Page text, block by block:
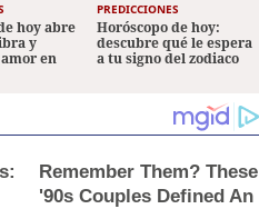
hoy abre
y
en
PREDICCIONES
Horóscopo de hoy:
descubre qué le espera
a tu signo del zodiaco
Remember Them? These
'90s Couples Defined An